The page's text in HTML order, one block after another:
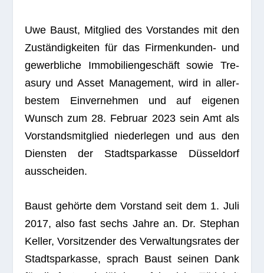
Uwe Baust, Mit­glied des Vor­stan­des mit den
Zustän­dig­kei­ten für das Fir­men­kun­den- und
gewerb­li­che Immo­bi­li­en­ge­schäft sowie Tre­
asury und Asset Manage­ment, wird in aller­
bes­tem Ein­ver­neh­men und auf eige­nen
Wunsch zum 28. Februar 2023 sein Amt als
Vor­stands­mit­glied nie­der­le­gen und aus den
Diens­ten der Stadt­spar­kasse Düs­sel­dorf
ausscheiden.
Baust gehörte dem Vor­stand seit dem 1. Juli
2017, also fast sechs Jahre an. Dr. Ste­phan
Kel­ler, Vor­sit­zen­der des Ver­wal­tungs­ra­tes der
Stadt­spar­kasse, sprach Baust sei­nen Dank